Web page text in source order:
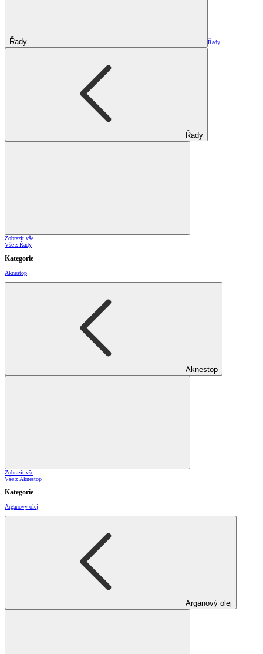
Řady Řady
Řady
Zobrazit vše
Vše z Řady
Kategorie
Aknestop
Aknestop
Zobrazit vše
Vše z Aknestop
Kategorie
Arganový olej
Arganový olej